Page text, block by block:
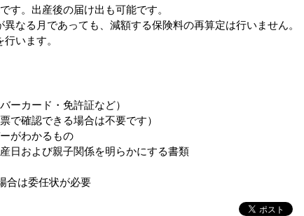
す。出産後の届け出も可能です。
なる月であっても、減額する保険料の再算定は行いません。
います。
ーカード・免許証など）
で確認できる場合は不要です）
がわかるもの
日および親子関係を明らかにする書類
合は委任状が必要